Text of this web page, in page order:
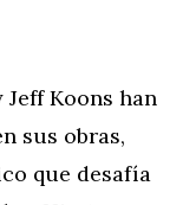
Koons han
sus obras,
que desafía